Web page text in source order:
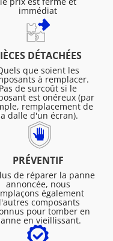
immédiat
DÉTACHÉES
que soient les
à remplacer.
Pas de surcoût si le
est onéreux (par
remplacement de
dalle d'un écran).
PRÉVENTIF
de réparer la panne
annoncée, nous
également
composants
pour tomber en
en vieillissant.